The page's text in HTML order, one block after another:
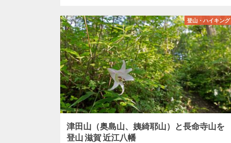
登山・ハイキング
津田山（奥島山、姨綺耶山）と長命寺山を
登山 滋賀 近江八幡